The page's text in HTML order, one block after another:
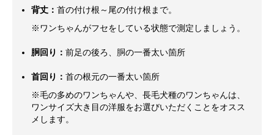
背丈： 首の付け根～尾の付け根まで。
※ワンちゃんがフセをしている状態で測定しましょう。
胴回り： 前足の後ろ、胴の一番太い箇所
首回り： 首の根元の一番太い箇所
※毛の多めのワンちゃんや、長毛犬種のワンちゃんは、
ワンサイズ大き目の洋服をお選びいただくことをオスス
メします。